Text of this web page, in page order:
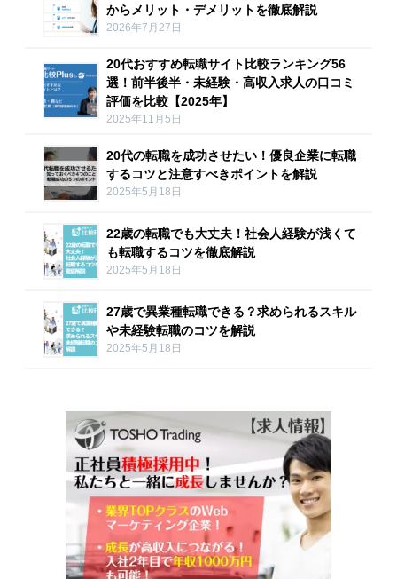
からメリット・デメリットを徹底解説
2026年7月27日
20代おすすめ転職サイト比較ランキング56
選！前半後半・未経験・高収入求人の口コミ
評価を比較【2025年】
2025年11月5日
20代の転職を成功させたい！優良企業に転職
するコツと注意すべきポイントを解説
2025年5月18日
22歳の転職でも大丈夫！社会人経験が浅くて
も転職するコツを徹底解説
2025年5月18日
27歳で異業種転職できる？求められるスキル
や未経験転職のコツを解説
2025年5月18日